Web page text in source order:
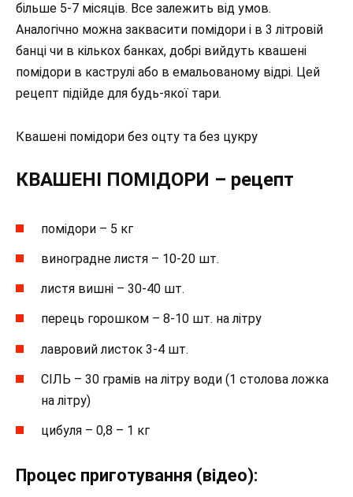
більше 5-7 місяців. Все залежить від умов.
Аналогічно можна заквасити помідори і в 3 літровій
банці чи в кількох банках, добрі вийдуть квашені
помідори в каструлі або в емальованому відрі. Цей
рецепт підійде для будь-якої тари.
Квашені помідори без оцту та без цукру
КВАШЕНІ ПОМІДОРИ – рецепт
помідори – 5 кг
виноградне листя – 10-20 шт.
листя вишні – 30-40 шт.
перець горошком – 8-10 шт. на літру
лавровий листок 3-4 шт.
СІЛЬ – 30 грамів на літру води (1 столова ложка
на літру)
цибуля – 0,8 – 1 кг
Процес приготування (відео):